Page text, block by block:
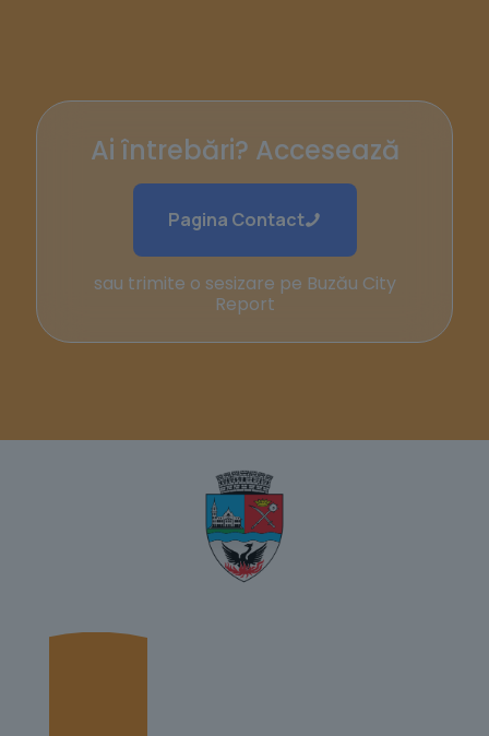
Ai întrebări? Accesează
Pagina Contact
sau trimite o sesizare pe Buzău City
Report